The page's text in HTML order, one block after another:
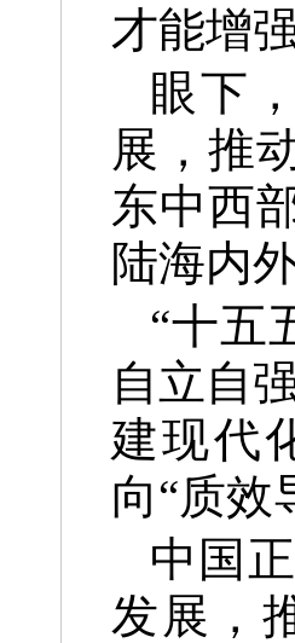
才能增
眼下
展，推
东中西
陆海内
“十五
自立自
建现代
向“质效
中国
发展，